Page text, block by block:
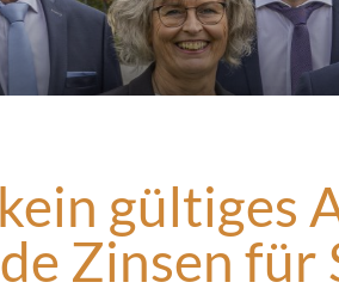
gültiges
Zinsen für